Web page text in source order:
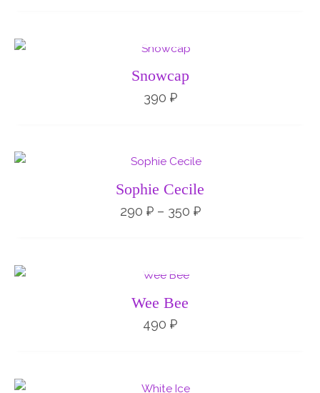
Snowcap
390 ₽
Sophie Cecile
290 ₽ – 350 ₽
Диапазон
цен:
–
350 ₽
Wee Bee
490 ₽